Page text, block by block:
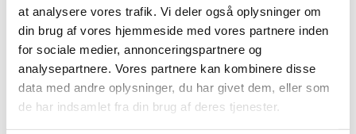
at analysere vores trafik. Vi deler også oplysninger om
din brug af vores hjemmeside med vores partnere inden
for sociale medier, annonceringspartnere og
analysepartnere. Vores partnere kan kombinere disse
data med andre oplysninger, du har givet dem, eller som
de har indsamlet fra din brug af deres tjenester.